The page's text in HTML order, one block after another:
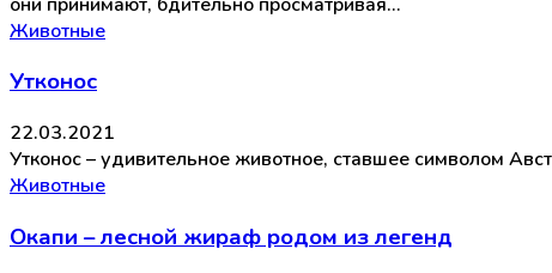
Животные
Утконос
22.03.2021
Утконос – удивительное животное, ставшее символом
Животные
Окапи – лесной жираф родом из легенд